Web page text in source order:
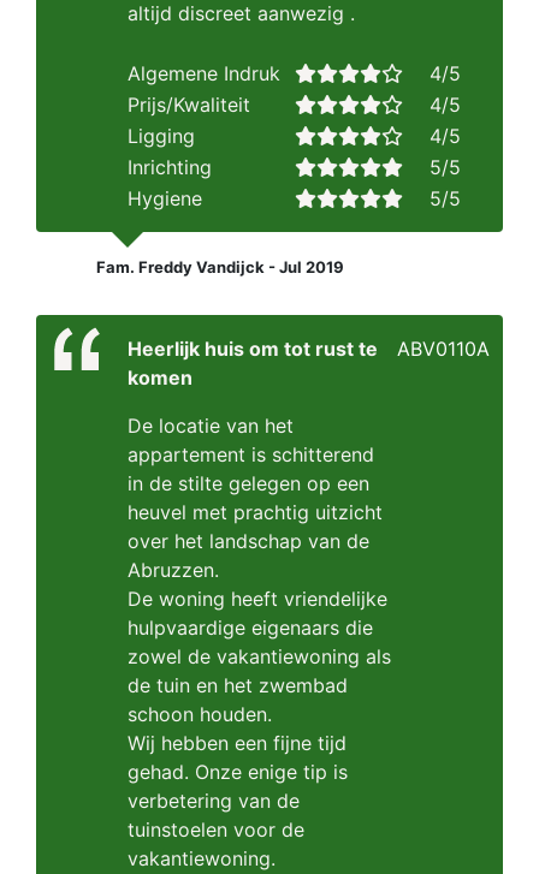
altijd discreet aanwezig .
Algemene Indruk
4/5
Prijs/Kwaliteit
4/5
Ligging
4/5
Inrichting
5/5
Hygiene
5/5
Fam. Freddy Vandijck - Jul 2019
Heerlijk huis om tot rust te
komen
De locatie van het
appartement is schitterend
in de stilte gelegen op een
heuvel met prachtig uitzicht
over het landschap van de
Abruzzen.
De woning heeft vriendelijke
hulpvaardige eigenaars die
zowel de vakantiewoning als
de tuin en het zwembad
schoon houden.
Wij hebben een fijne tijd
gehad. Onze enige tip is
verbetering van de
tuinstoelen voor de
vakantiewoning.
ABV0110A